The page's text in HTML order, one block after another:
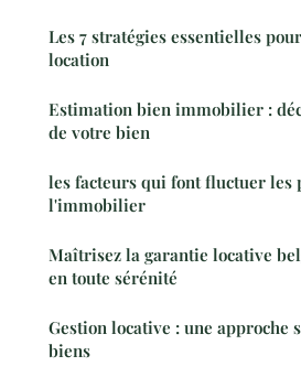
Les 7 stratégies essentielles
location
Estimation bien immobilier :
de votre bien
les facteurs qui font fluctuer les
l'immobilier
Maîtrisez la garantie locative
en toute sérénité
Gestion locative : une approche
biens